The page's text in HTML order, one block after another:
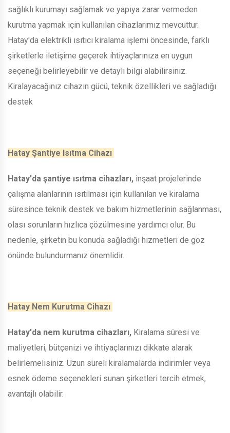
sağlıklı kurumayı sağlamak ve yapıya zarar vermeden
kurutma yapmak için kullanılan cihazlarımız mevcuttur.
Hatay'da elektrikli ısıtıcı kiralama işlemi öncesinde, farklı
şirketlerle iletişime geçerek ihtiyaçlarınıza en uygun
seçeneği belirleyebilir ve detaylı bilgi alabilirsiniz.
Kiralayacağınız cihazın gücü, teknik özellikleri ve sağladığı
destek
Hatay Şantiye Isıtma Cihazı
Hatay'da şantiye ısıtma cihazları, inşaat projelerinde
çalışma alanlarının ısıtılması için kullanılan ve kiralama
süresince teknik destek ve bakım hizmetlerinin sağlanması,
olası sorunların hızlıca çözülmesine yardımcı olur. Bu
nedenle, şirketin bu konuda sağladığı hizmetleri de göz
önünde bulundurmanız önemlidir.
Hatay Nem Kurutma Cihazı
Hatay'da nem kurutma cihazları, Kiralama süresi ve
maliyetleri, bütçenizi ve ihtiyaçlarınızı dikkate alarak
belirlemelisiniz. Uzun süreli kiralamalarda indirimler veya
esnek ödeme seçenekleri sunan şirketleri tercih etmek,
avantajlı olabilir.